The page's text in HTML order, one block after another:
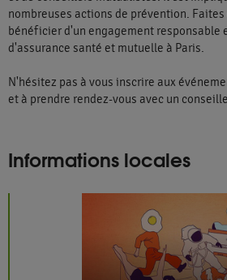
nombreuses actions de prévention.
bénéficier d'un engagement responsable
d'assurance santé et mutuelle à Paris.
N'hésitez pas à vous inscrire aux
et à prendre rendez-vous avec un
Informations locales